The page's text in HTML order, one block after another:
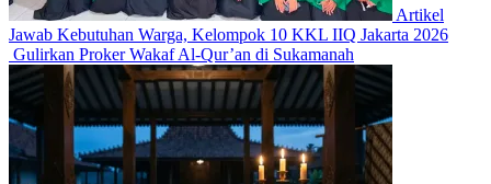
Artikel
Jawab Kebutuhan Warga, Kelompok 10 KKL IIQ Jakarta 2026
Gulirkan Proker Wakaf Al-Qur’an di Sukamanah